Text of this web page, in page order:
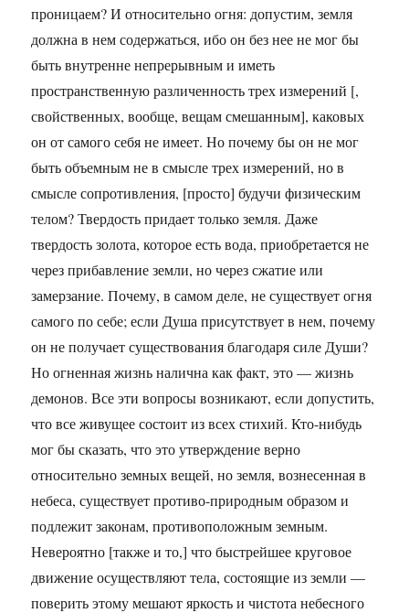
проницаем? И относительно огня: допустим, земля
должна в нем содержаться, ибо он без нее не мог бы
быть внутренне непрерывным и иметь
пространственную различенность трех измерений [,
свойственных, вообще, вещам смешанным], каковых
он от самого себя не имеет. Но почему бы он не мог
быть объемным не в смысле трех измерений, но в
смысле сопротивления, [просто] будучи физическим
телом? Твердость придает только земля. Даже
твердость золота, которое есть вода, приобретается не
через прибавление земли, но через сжатие или
замерзание. Почему, в самом деле, не существует огня
самого по себе; если Душа присутствует в нем, почему
он не получает существования благодаря силе Души?
Но огненная жизнь налична как факт, это — жизнь
демонов. Все эти вопросы возникают, если допустить,
что все живущее состоит из всех стихий. Кто-нибудь
мог бы сказать, что это утверждение верно
относительно земных вещей, но земля, вознесенная в
небеса, существует противо-природным образом и
подлежит законам, противоположным земным.
Невероятно [также и то,] что быстрейшее круговое
движение осуществляют тела, состоящие из земли —
поверить этому мешают яркость и чистота небесного